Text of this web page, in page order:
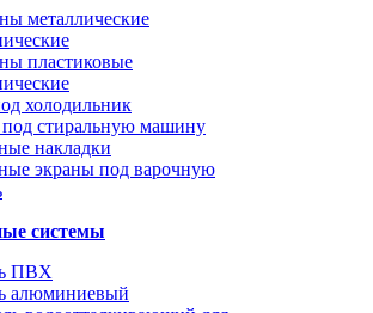
металлические
пластиковые
холодильник
стиральную машину
накладки
экраны под варочную
системы
ПВХ
алюминиевый